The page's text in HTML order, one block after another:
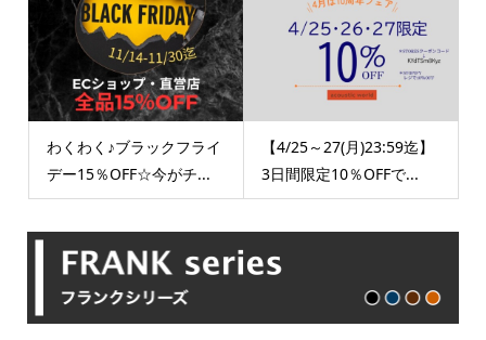
わくわく♪ブラックフライ
デー15％OFF☆今がチ...
【4/25～27(月)23:59迄】
3日間限定10％OFFで...